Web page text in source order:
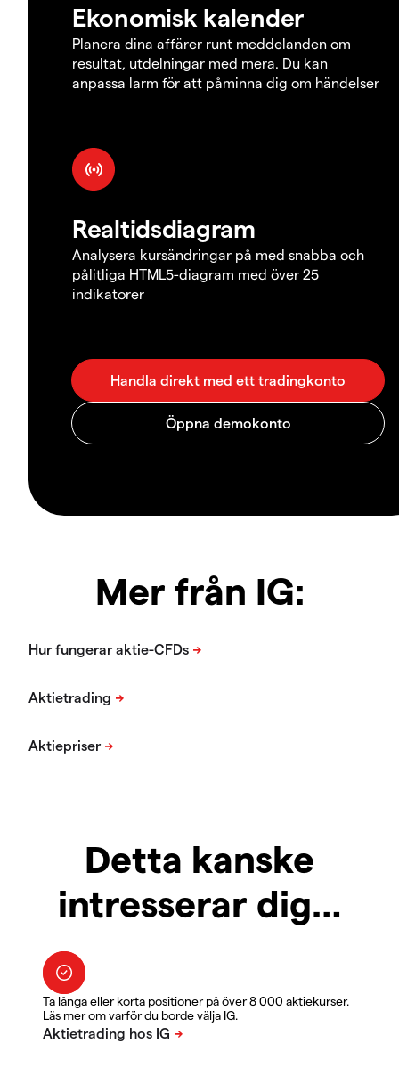
Ekonomisk kalender
Planera dina affärer runt meddelanden om
resultat, utdelningar med mera. Du kan
anpassa larm för att påminna dig om händelser
Realtidsdiagram
Analysera kursändringar på med snabba och
pålitliga HTML5-diagram med över 25
indikatorer
Mer från IG:
Detta kanske
intresserar dig…
Ta långa eller korta positioner på över 8 000 aktiekurser.
Läs mer om varför du borde välja IG.